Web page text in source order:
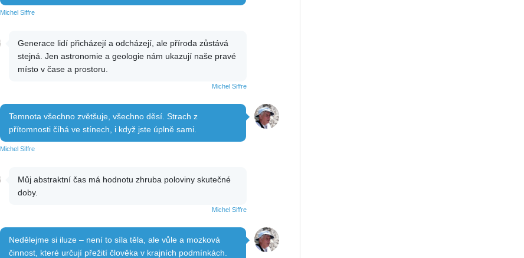
Michel Siffre
Generace lidí přicházejí a odcházejí, ale příroda zůstává
stejná. Jen astronomie a geologie nám ukazují naše pravé
místo v čase a prostoru.
Michel Siffre
Temnota všechno zvětšuje, všechno děsí. Strach z
přítomnosti číhá ve stínech, i když jste úplně sami.
Michel Siffre
Můj abstraktní čas má hodnotu zhruba poloviny skutečné
doby.
Michel Siffre
Nedělejme si iluze – není to síla těla, ale vůle a mozková
činnost, které určují přežití člověka v krajních podmínkách.